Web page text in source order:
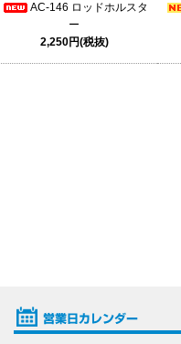
AC-146 ロッドホルスタ
ー
2,250円(税抜)